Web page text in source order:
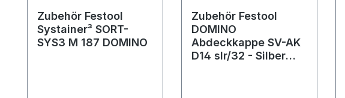
Zubehör Festool
Systainer³ SORT-
SYS3 M 187 DOMINO
Zubehör Festool
DOMINO
Abdeckkappe SV-AK
D14 slr/32 - Silber